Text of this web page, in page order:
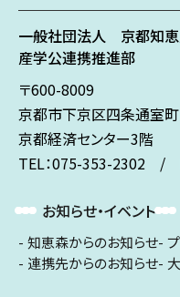
一般社団法人 京都知
産学公連携推進部
〒600-8009
京都市下京区四条通室
京都経済センター3階
TEL：075-353-2302 /
お知らせ・イベント
知恵森からのお知らせ
連携先からのお知らせ